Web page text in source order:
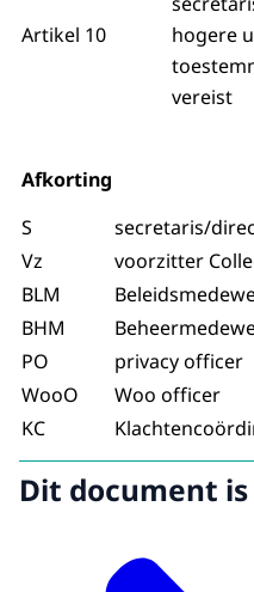
Artikel 10
hogere
vereist
Afkorting
S
secretaris/
Vz
voorzitter
BLM
BHM
PO
privacy officer
WooO
Woo officer
KC
Dit document